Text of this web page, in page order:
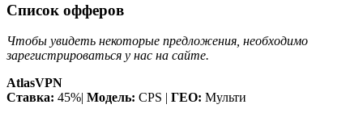
Список офферов
Чтобы увидеть некоторые предложения, необходимо
зарегистрироваться у нас на сайте.
AtlasVPN
Ставка: 45%| Модель: CPS | ГЕО: Мульти